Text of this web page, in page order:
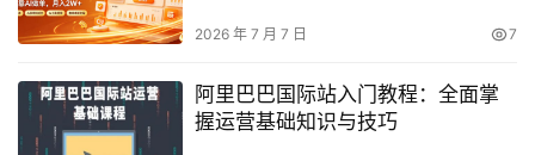
2026 年 7 月 7 日 7
阿里巴巴国际站入门教程：全面掌
握运营基础知识与技巧